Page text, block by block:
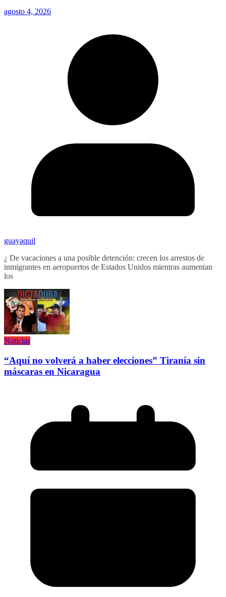
agosto 4, 2026
guayaquil
¿ De vacaciones a una posible detención: crecen los arrestos de
inmigrantes en aeropuertos de Estados Unidos mientras aumentan
los
Noticias
“Aquí no volverá a haber elecciones” Tiranía sin
máscaras en Nicaragua